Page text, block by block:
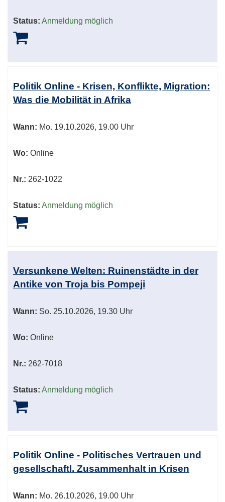
Status: Anmeldung möglich
Politik Online - Krisen, Konflikte, Migration:
Was die Mobilität in Afrika
Wann: Mo. 19.10.2026, 19.00 Uhr
Wo: Online
Nr.: 262-1022
Status: Anmeldung möglich
Versunkene Welten: Ruinenstädte in der
Antike von Troja bis Pompeji
Wann: So. 25.10.2026, 19.30 Uhr
Wo: Online
Nr.: 262-7018
Status: Anmeldung möglich
Politik Online - Politisches Vertrauen und
gesellschaftl. Zusammenhalt in Krisen
Wann: Mo. 26.10.2026, 19.00 Uhr